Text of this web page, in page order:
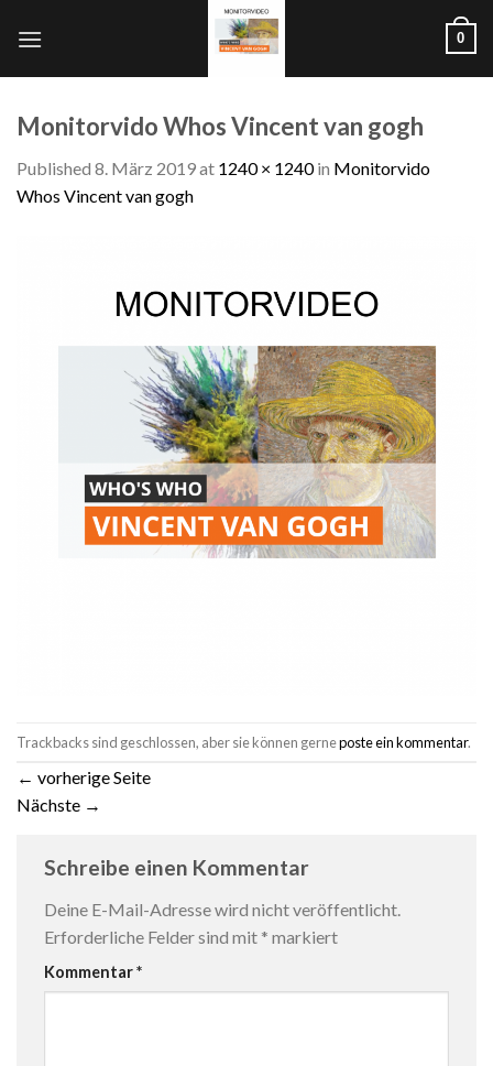
0
Monitorvido Whos Vincent van gogh
Published 8. März 2019at 1240 × 1240in Monitorvido
Whos Vincent van gogh
Trackbacks sind geschlossen, aber sie können gerneposte ein kommentar.
← vorherige Seite
Nächste →
Schreibe einen Kommentar
Deine E-Mail-Adresse wird nicht veröffentlicht.
Erforderliche Felder sind mit * markiert
Kommentar*